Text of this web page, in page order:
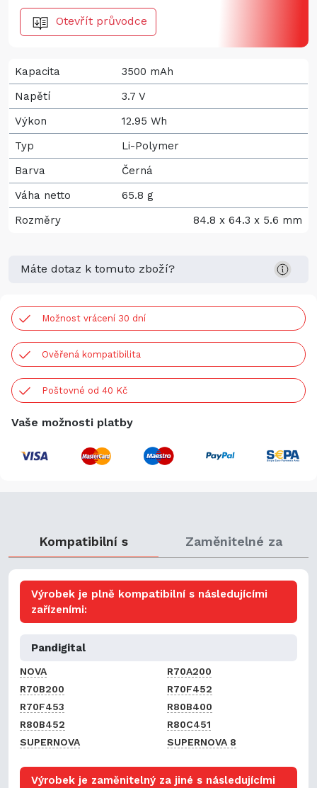
Otevřít průvodce
Kapacita
3500 mAh
Napětí
3.7 V
Výkon
12.95 Wh
Typ
Li-Polymer
Barva
Černá
Váha netto
65.8 g
Rozměry
84.8 x 64.3 x 5.6 mm
Máte dotaz k tomuto zboží?
Možnost vrácení 30 dní
Ověřená kompatibilita
Poštovné od 40 Kč
Vaše možnosti platby
Kompatibilní s Zaměnitelné za
Výrobek je plně kompatibilní s následujícími
zařízeními:
Pandigital
NOVA
R70A200
R70B200
R70F452
R70F453
R80B400
R80B452
R80C451
SUPERNOVA
SUPERNOVA 8
Výrobek je zaměnitelný za jiné s následujícími